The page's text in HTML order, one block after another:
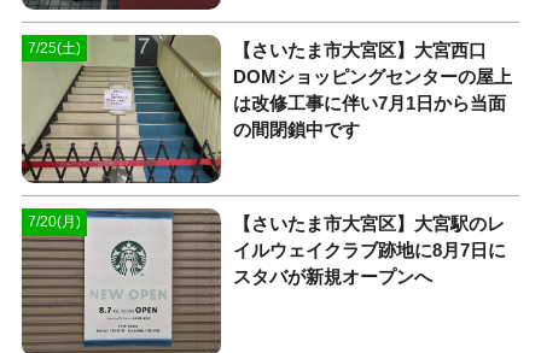
7/25(土)
【さいたま市大宮区】大宮西口
DOMショッピングセンターの屋上
は改修工事に伴い7月1日から当面
の間閉鎖中です
7/20(月)
【さいたま市大宮区】大宮駅のレ
イルウェイクラブ跡地に8月7日に
スタバが新規オープンへ